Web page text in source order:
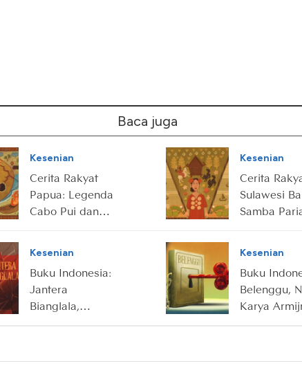
Baca juga
Kesenian
Cerita Rakyat
Papua: Legenda
Cabo Pui dan
Kesenian
Cerita
Sulawesi
Samba
Penakluk
Kesenian
Buku Indonesia:
Jantera
Bianglala,
Kesenian
Buku
Belenggu,
Karya